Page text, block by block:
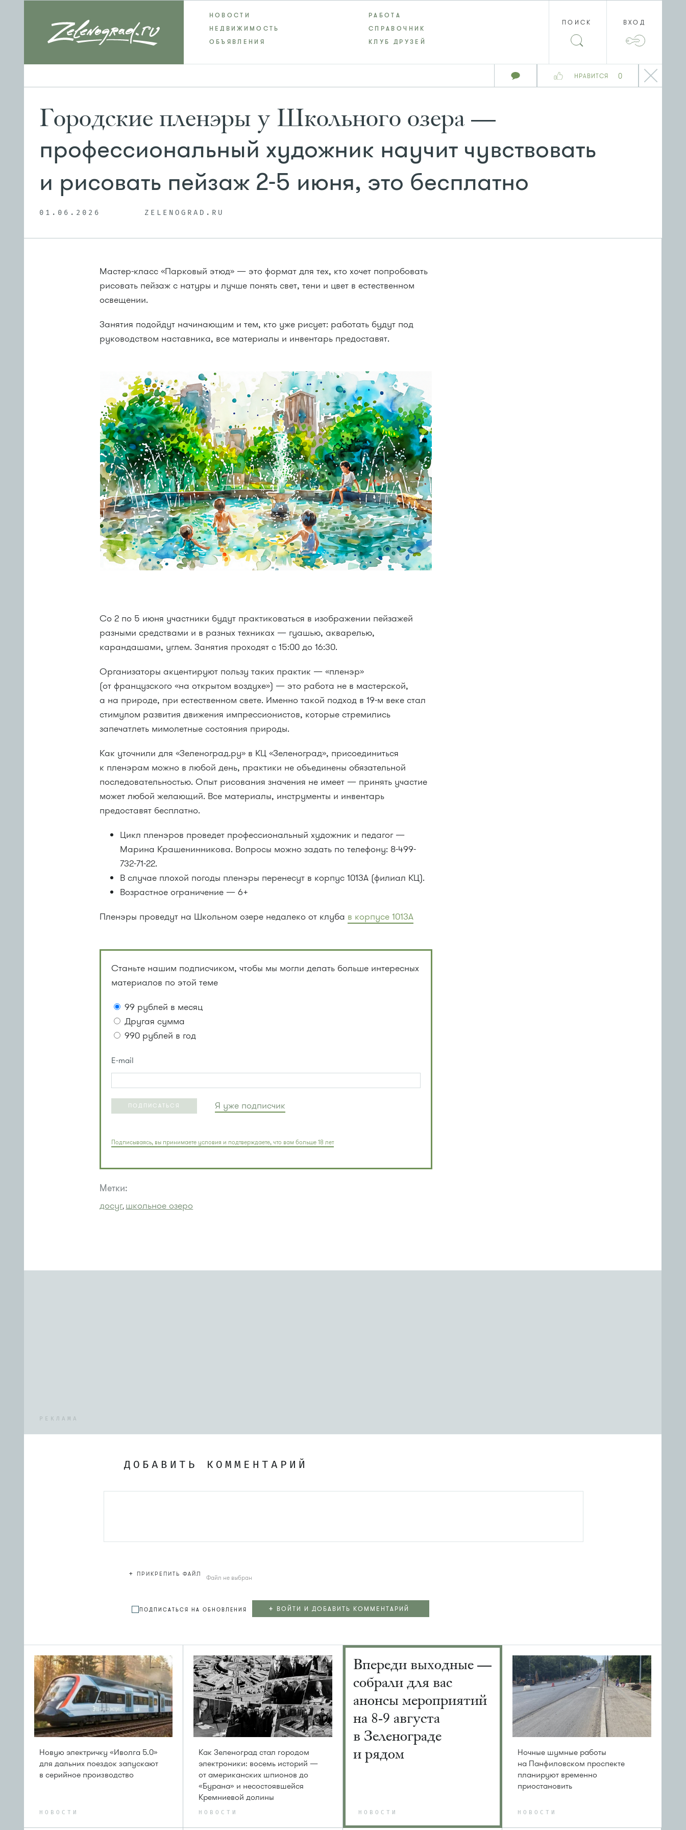
НРАВИТСЯ 0
НОВОСТИ
РАБОТА
НЕДВИЖИМОСТЬ
СПРАВОЧНИК
ОБЪЯВЛЕНИЯ
КЛУБ ДРУЗЕЙ
ПОИСК ВХОД
Городские пленэры у Школьного озера —
профессиональный художник научит чувствовать
и рисовать пейзаж 2-5 июня, это бесплатно
01.06.2026 ZELENOGRAD.RU
Мастер-класс «Парковый этюд» — это формат для тех, кто хочет попробовать
рисовать пейзаж с натуры и лучше понять свет, тени и цвет в естественном
освещении.
Занятия подойдут начинающим и тем, кто уже рисует: работать будут под
руководством наставника, все материалы и инвентарь предоставят.
Со 2 по 5 июня участники будут практиковаться в изображении пейзажей
разными средствами и в разных техниках — гуашью, акварелью,
карандашами, углем. Занятия проходят с 15:00 до 16:30.
Организаторы акцентируют пользу таких практик — «пленэр»
(от французского «на открытом воздухе») — это работа не в мастерской,
а на природе, при естественном свете. Именно такой подход в 19-м веке стал
стимулом развития движения импрессионистов, которые стремились
запечатлеть мимолетные состояния природы.
Как уточнили для «Зеленоград.ру» в КЦ «Зеленоград», присоединиться
к пленэрам можно в любой день, практики не объединены обязательной
последовательностью. Опыт рисования значения не имеет — принять участие
может любой желающий. Все материалы, инструменты и инвентарь
предоставят бесплатно.
Цикл пленэров проведет профессиональный художник и педагог —
Марина Крашенинникова. Вопросы можно задать по телефону: 8-499-
732-71-22.
В случае плохой погоды пленэры перенесут в корпус 1013А (филиал КЦ).
Возрастное ограничение — 6+
Пленэры проведут на Школьном озере недалеко от клуба в корпусе 1013А
Станьте нашим подписчиком, чтобы мы могли делать больше интересных
материалов по этой теме
99 рублей в месяц
Другая сумма
990 рублей в год
E-mail
ПОДПИСАТЬСЯ Я уже подписчик
Подписываясь, вы принимаете условия и подтверждаете, что вам больше 18 лет
Метки:
досуг, школьное озеро
РЕКЛАМА
ДОБАВИТЬ КОММЕНТАРИЙ
+ ПРИКРЕПИТЬ ФАЙЛ Файл не выбран
ПОДПИСАТЬСЯ НА ОБНОВЛЕНИЯ + ВОЙТИ И ДОБАВИТЬ КОММЕНТАРИЙ
Новую электричку «Иволга 5.0»
для дальних поездок запускают
в серийное производство
НОВОСТИ
Как Зеленоград стал городом
электроники: восемь историй —
от американских шпионов до
«Бурана» и несостоявшейся
Кремниевой долины
НОВОСТИ
Впереди выходные —
собрали для вас
анонсы мероприятий
на 8-9 августа
в Зеленограде
и рядом
НОВОСТИ
Ночные шумные работы
на Панфиловском проспекте
планируют временно
приостановить
НОВОСТИ